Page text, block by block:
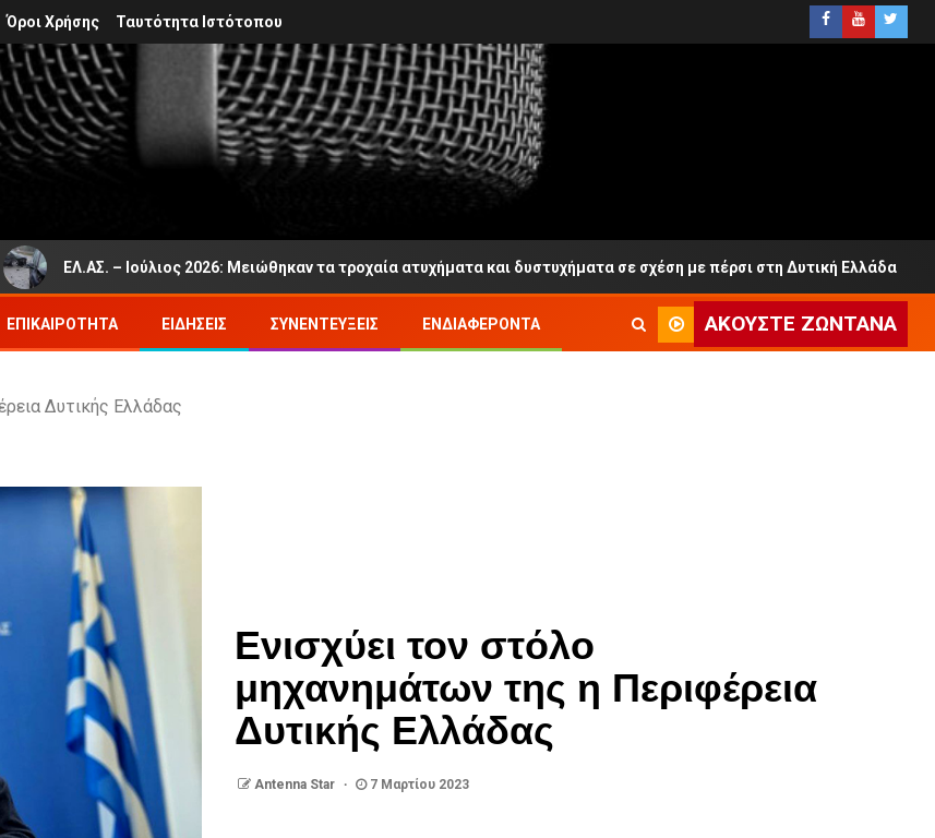
Όροι Χρήσης Ταυτότητα Ιστότοπου
ΕΛ.ΑΣ. – Ιούλιος 2026: Μειώθηκαν τα τροχαία ατυχήματα και δυστυχήματα σε σχέση με πέρσι στη Δυτική Ελλάδα
ΕΠΙΚΑΙΡΌΤΗΤΑ ΕΙΔΉΣΕΙΣ ΣΥΝΕΝΤΕΎΞΕΙΣ ΕΝΔΙΑΦΈΡΟΝΤΑ ΑΚΟΎΣΤΕ ΖΩΝΤΑΝΆ
Δυτικής Ελλάδας
Ενισχύει τον στόλο
μηχανημάτων της η Περιφέρεια
Δυτικής Ελλάδας
Antenna Star 7 Μαρτίου 2023